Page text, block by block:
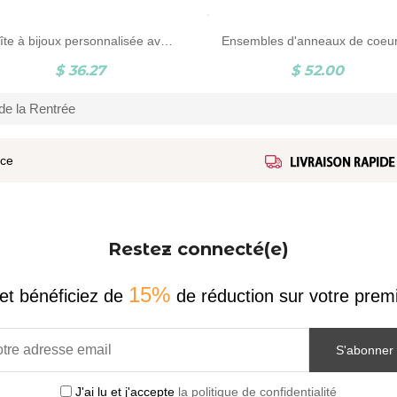
Boîte à bijoux personnalisée avec nom et initiale, boîte à bijoux portable, boîte organisateur de voyage en cuir végétalien, cadeau pour femme
$ 36.27 $ 52.00
la Rentrée
Restez connecté(e)
bénéficiez de 15% de réduction sur votre
S'abonner
J'ai lu et j'accepte la politique de confidentialité